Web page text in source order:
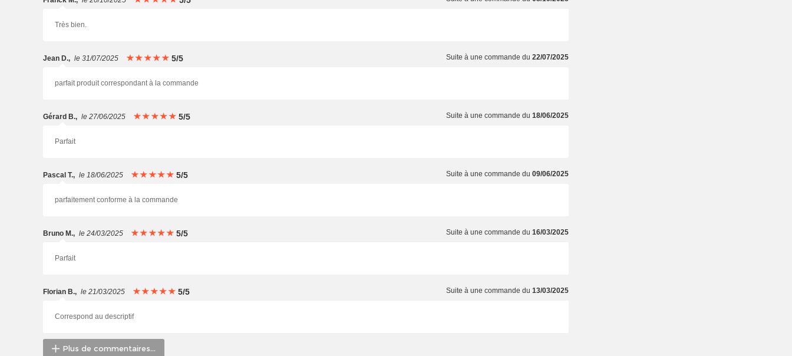
Très bien.
Jean D., le 31/07/2025 5/5 Suite à une commande du22/07/2025
parfait produit correspondant à la commande
Gérard B., le 27/06/2025 5/5 Suite à une commande du18/06/2025
Parfait
Pascal T., le 18/06/2025 5/5 Suite à une commande du09/06/2025
parfaitement conforme à la commande
Bruno M., le 24/03/2025 5/5 Suite à une commande du16/03/2025
Parfait
Florian B., le 21/03/2025 5/5 Suite à une commande du13/03/2025
Correspond au descriptif
Plus de commentaires...